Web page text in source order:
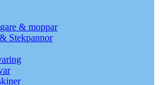
& moppar
Stekpannor